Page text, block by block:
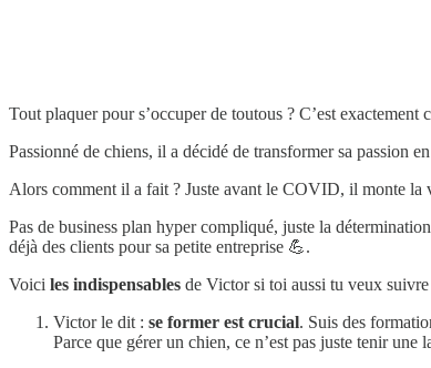
Tout plaquer pour s’occuper de toutous ? C’est exactement
Passionné de chiens, il a décidé de transformer sa passion
Alors comment il a fait ? Juste avant le COVID, il monte la
Pas de business plan hyper compliqué, juste la
déjà des clients pour sa petite entreprise 💪.
Voici les indispensables de Victor si toi aussi tu veux suivre
Victor le dit : se former est crucial. Suis des
Parce que gérer un chien, ce n’est pas juste tenir une